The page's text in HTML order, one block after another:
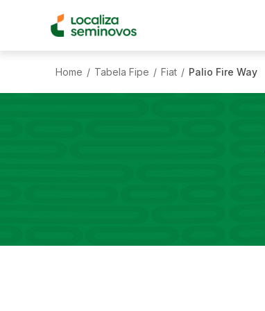
Home / Tabela Fipe / Fiat / Palio Fire Way